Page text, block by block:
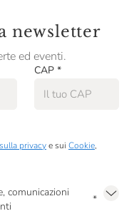
newsletter
ed eventi.
CAP *
privacye sui Cookie,
comunicazioni
*